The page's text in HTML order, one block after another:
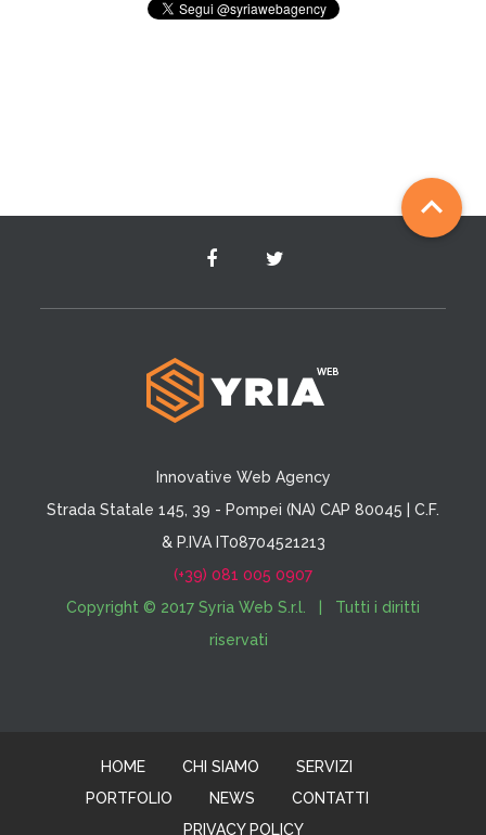

Innovative Web Agency
Strada Statale 145, 39 - Pompei (NA) CAP 80045 | C.F.
& P.IVA IT08704521213
(+39) 081 005 0907
Copyright © 2017 Syria Web S.r.l. | Tutti i diritti
riservati
HOME CHI SIAMO
SERVIZI
PORTFOLIO
NEWS
CONTATTI
PRIVACY POLICY